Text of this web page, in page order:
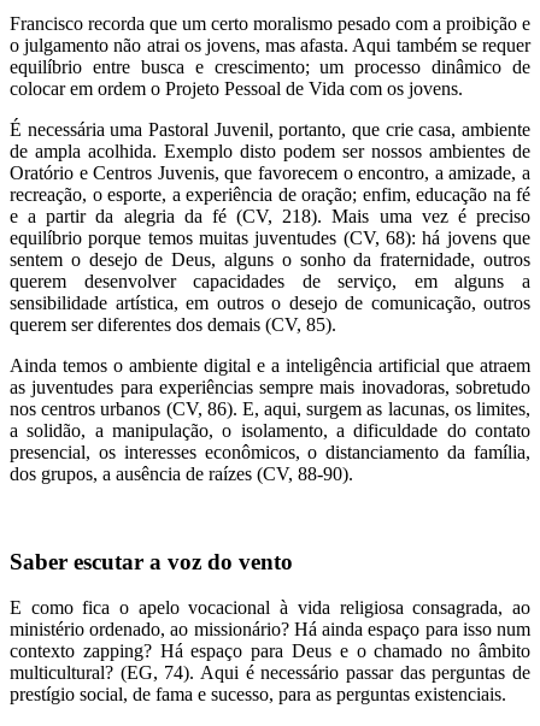
Francisco recorda que um certo moralismo pesado com a proibição e
o julgamento não atrai os jovens, mas afasta. Aqui também se requer
equilíbrio entre busca e crescimento; um processo dinâmico de
colocar em ordem o Projeto Pessoal de Vida com os jovens.
É necessária uma Pastoral Juvenil, portanto, que crie casa, ambiente
de ampla acolhida. Exemplo disto podem ser nossos ambientes de
Oratório e Centros Juvenis, que favorecem o encontro, a amizade, a
recreação, o esporte, a experiência de oração; enfim, educação na fé
e a partir da alegria da fé (CV, 218). Mais uma vez é preciso
equilíbrio porque temos muitas juventudes (CV, 68): há jovens que
sentem o desejo de Deus, alguns o sonho da fraternidade, outros
querem desenvolver capacidades de serviço, em alguns a
sensibilidade artística, em outros o desejo de comunicação, outros
querem ser diferentes dos demais (CV, 85).
Ainda temos o ambiente digital e a inteligência artificial que atraem
as juventudes para experiências sempre mais inovadoras, sobretudo
nos centros urbanos (CV, 86). E, aqui, surgem as lacunas, os limites,
a solidão, a manipulação, o isolamento, a dificuldade do contato
presencial, os interesses econômicos, o distanciamento da família,
dos grupos, a ausência de raízes (CV, 88-90).
Saber escutar a voz do vento
E como fica o apelo vocacional à vida religiosa consagrada, ao
ministério ordenado, ao missionário? Há ainda espaço para isso num
contexto zapping? Há espaço para Deus e o chamado no âmbito
multicultural? (EG, 74). Aqui é necessário passar das perguntas de
prestígio social, de fama e sucesso, para as perguntas existenciais.